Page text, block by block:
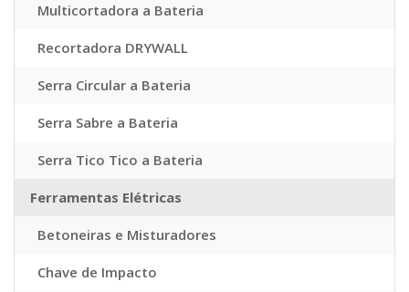
Multicortadora a Bateria
Recortadora DRYWALL
Serra Circular a Bateria
Serra Sabre a Bateria
Serra Tico Tico a Bateria
Ferramentas Elétricas
Betoneiras e Misturadores
Chave de Impacto